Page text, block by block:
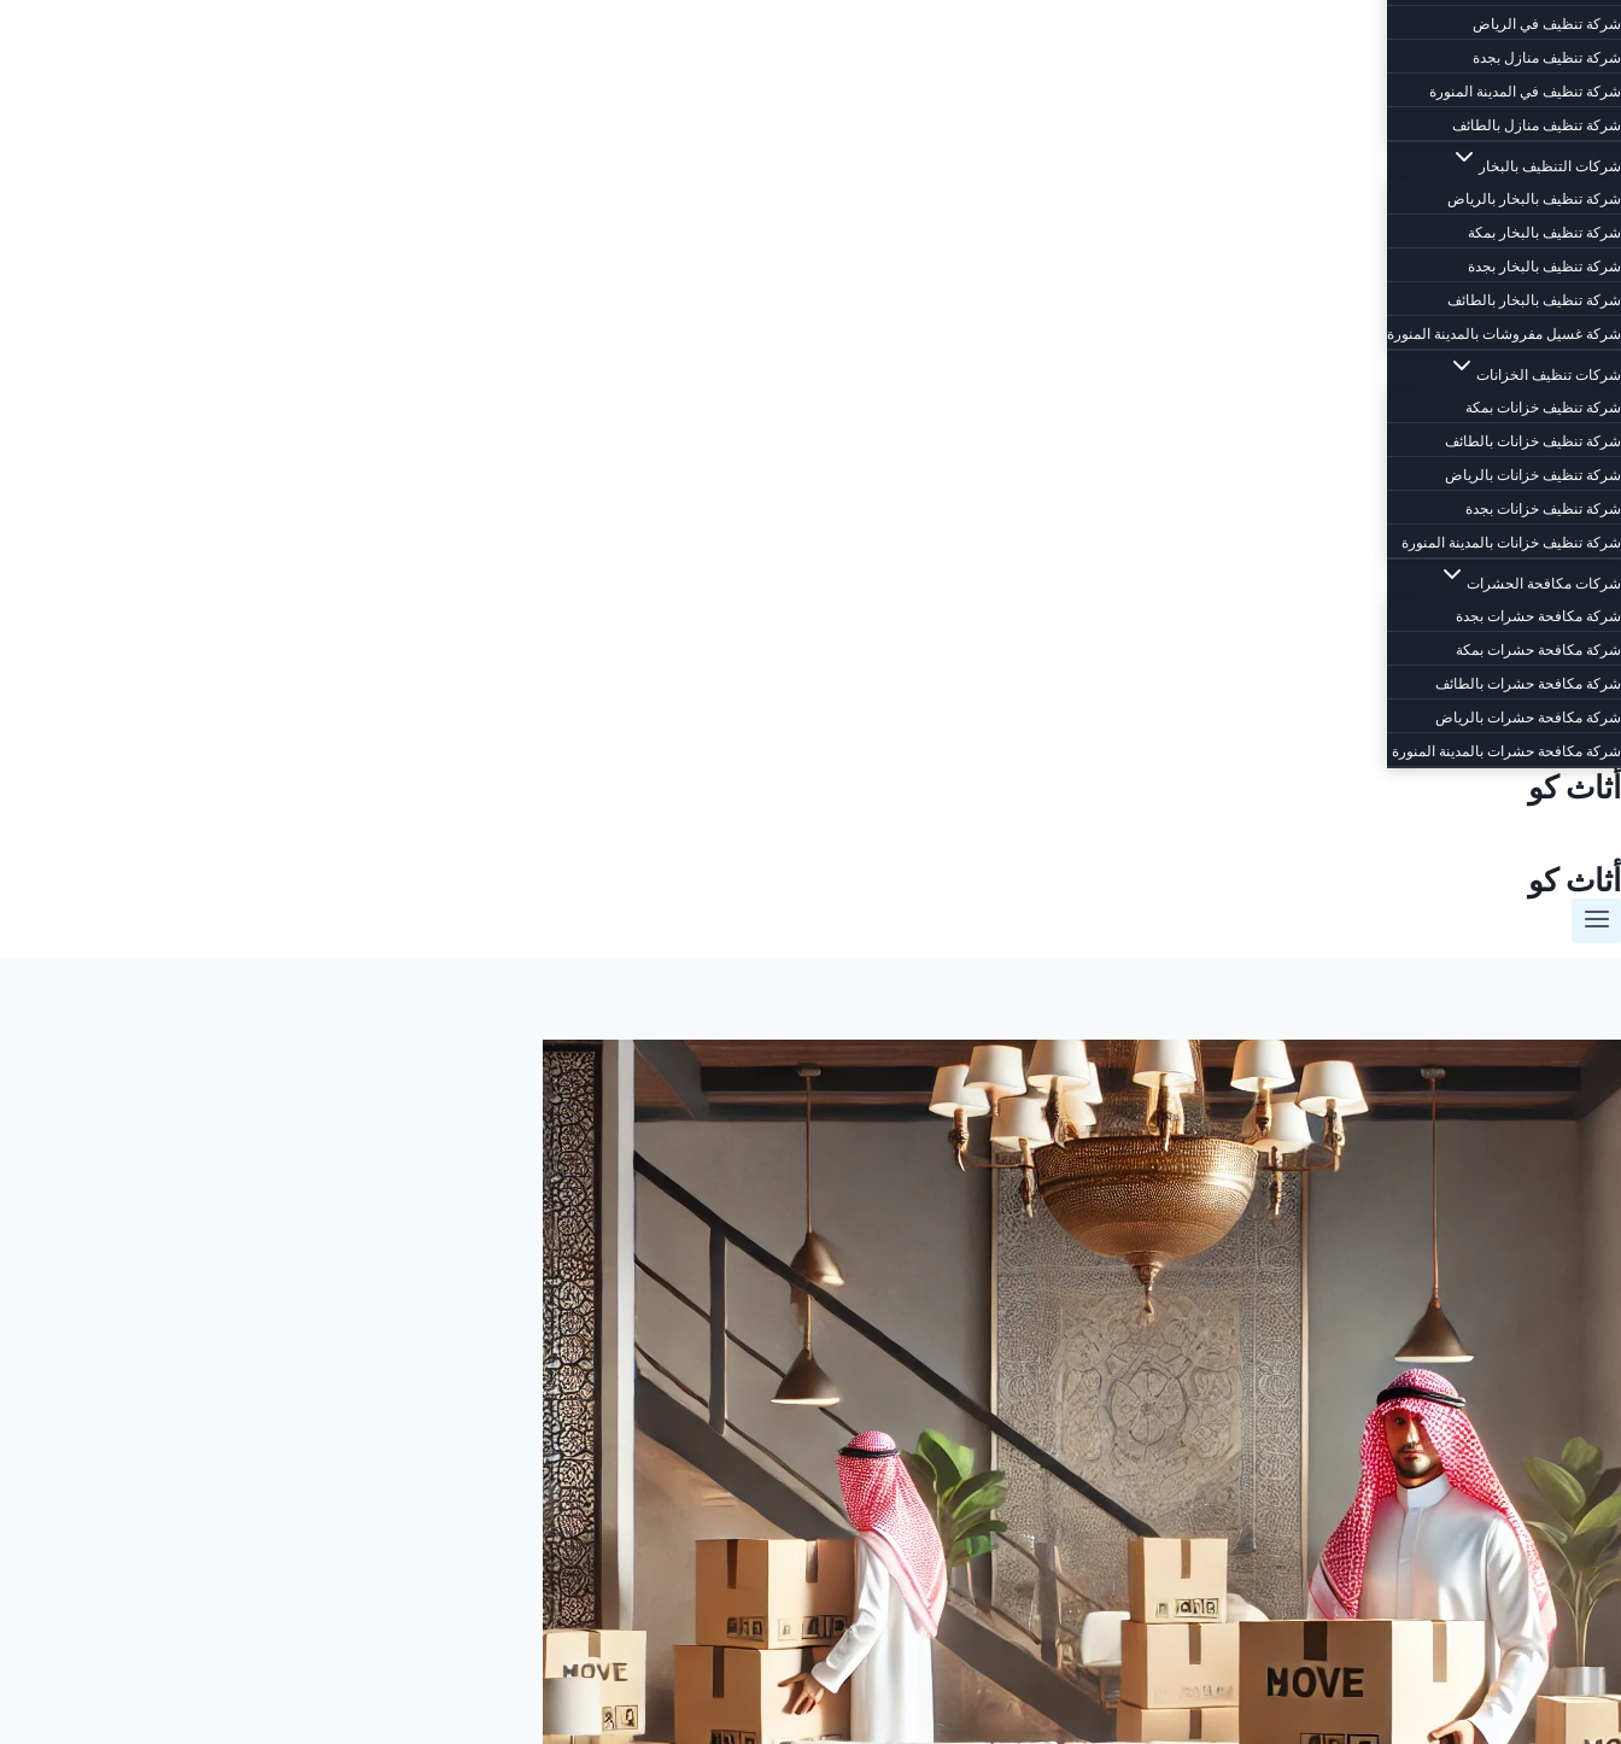
شركة تنظيف في الرياض
شركة تنظيف منازل بجدة
شركة تنظيف في المدينة المنورة
شركة تنظيف منازل بالطائف
شركات التنظيف بالبخار
شركة تنظيف بالبخار بالرياض
شركة تنظيف بالبخار بمكة
شركة تنظيف بالبخار بجدة
شركة تنظيف بالبخار بالطائف
شركة غسيل مفروشات بالمدينة المنورة
شركات تنظيف الخزانات
شركة تنظيف خزانات بمكة
شركة تنظيف خزانات بالطائف
شركة تنظيف خزانات بالرياض
شركة تنظيف خزانات بجدة
شركة تنظيف خزانات بالمدينة المنورة
شركات مكافحة الحشرات
شركة مكافحة حشرات بجدة
شركة مكافحة حشرات بمكة
شركة مكافحة حشرات بالطائف
شركة مكافحة حشرات بالرياض
شركة مكافحة حشرات بالمدينة المنورة
أثاث كو
أثاث كو